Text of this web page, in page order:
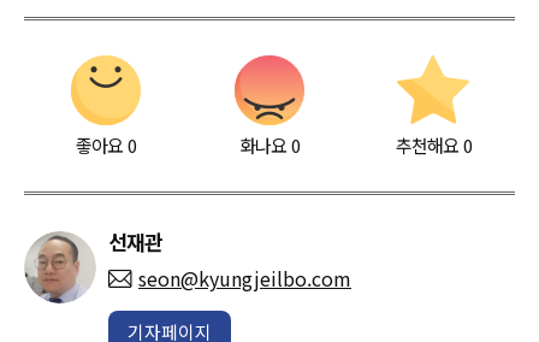
좋아요0 화나요0 추천해요 0
선재관
seon@kyungjeilbo.com
기자페이지